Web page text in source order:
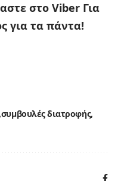
στο Viber Για
για τα πάντα!
συμβουλές διατροφής